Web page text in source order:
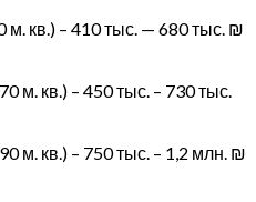
м. кв.) – 410 тыс. — 680 тыс. ₪
м. кв.) – 450 тыс. – 730 тыс.
м. кв.) – 750 тыс. – 1,2 млн. ₪